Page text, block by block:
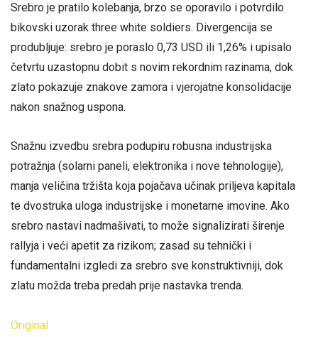
Srebro je pratilo kolebanja, brzo se oporavilo i potvrdilo
bikovski uzorak three white soldiers. Divergencija se
produbljuje: srebro je poraslo 0,73 USD ili 1,26% i upisalo
četvrtu uzastopnu dobit s novim rekordnim razinama, dok
zlato pokazuje znakove zamora i vjerojatne konsolidacije
nakon snažnog uspona.
Snažnu izvedbu srebra podupiru robusna industrijska
potražnja (solarni paneli, elektronika i nove tehnologije),
manja veličina tržišta koja pojačava učinak priljeva kapitala
te dvostruka uloga industrijske i monetarne imovine. Ako
srebro nastavi nadmašivati, to može signalizirati širenje
rallyja i veći apetit za rizikom; zasad su tehnički i
fundamentalni izgledi za srebro sve konstruktivniji, dok
zlatu možda treba predah prije nastavka trenda.
Original